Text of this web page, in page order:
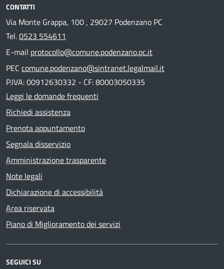
CONTATTI
Via Monte Grappa, 100 , 29027 Podenzano PC
Tel.0523 554611
E-mail protocollo@comune.podenzano.pc.it
PEC comune.podenzano@sintranet.legalmail.it
P.IVA: 00912630332 - CF: 80003050335
Leggi le domande frequenti
Richiedi assistenza
Prenota appuntamento
Segnala disservizio
Amministrazione trasparente
Note legali
Dichiarazione di accessibilità
Area riservata
Piano di Miglioramento dei servizi
SEGUICI SU